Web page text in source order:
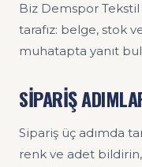
Biz Demspor
tarafız: belge, stok
muhatapta yanıt
SİPARİŞ
Sipariş üç adımda
renk ve adet bildirin,